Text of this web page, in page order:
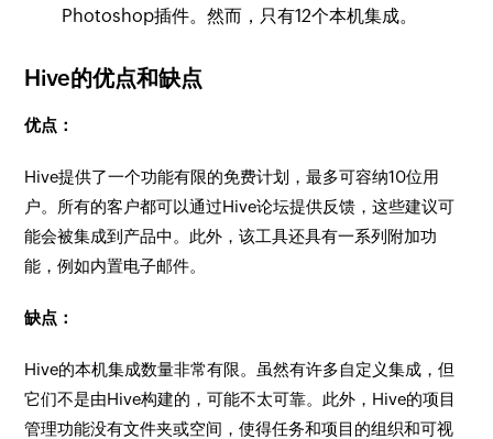
Photoshop插件。然而，只有12个本机集成。
Hive的优点和缺点
优点：
Hive提供了一个功能有限的免费计划，最多可容纳10位用
户。所有的客户都可以通过Hive论坛提供反馈，这些建议可
能会被集成到产品中。此外，该工具还具有一系列附加功
能，例如内置电子邮件。
缺点：
Hive的本机集成数量非常有限。虽然有许多自定义集成，但
它们不是由Hive构建的，可能不太可靠。此外，Hive的项目
管理功能没有文件夹或空间，使得任务和项目的组织和可视